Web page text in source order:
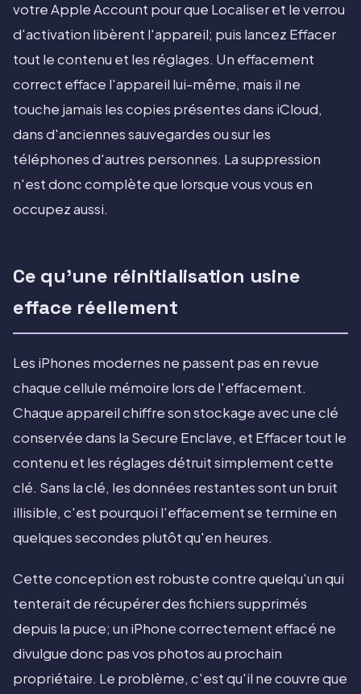
votre Apple Account pour que Localiser et le verrou
d'activation libèrent l'appareil; puis lancez Effacer
tout le contenu et les réglages. Un effacement
correct efface l'appareil lui-même, mais il ne
touche jamais les copies présentes dans iCloud,
dans d'anciennes sauvegardes ou sur les
téléphones d'autres personnes. La suppression
n'est donc complète que lorsque vous vous en
occupez aussi.
Ce qu'une réinitialisation usine
efface réellement
Les iPhones modernes ne passent pas en revue
chaque cellule mémoire lors de l'effacement.
Chaque appareil chiffre son stockage avec une clé
conservée dans la Secure Enclave, et Effacer tout le
contenu et les réglages détruit simplement cette
clé. Sans la clé, les données restantes sont un bruit
illisible, c'est pourquoi l'effacement se termine en
quelques secondes plutôt qu'en heures.
Cette conception est robuste contre quelqu'un qui
tenterait de récupérer des fichiers supprimés
depuis la puce; un iPhone correctement effacé ne
divulgue donc pas vos photos au prochain
propriétaire. Le problème, c'est qu'il ne couvre que